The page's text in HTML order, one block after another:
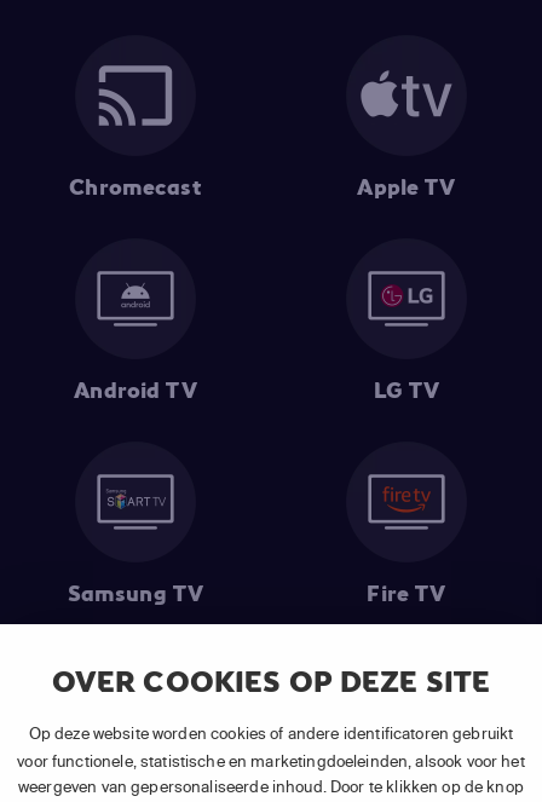
OVER COOKIES OP DEZE SITE
Op deze website worden cookies of andere identificatoren gebruikt
voor functionele, statistische en marketingdoeleinden, alsook voor het
weergeven van gepersonaliseerde inhoud. Door te klikken op de knop
Chromecast Apple TV
Android TV LG TV
Samsung TV Fire TV
(1) De eerste 30 dagen gratis: Geldig op alle nieuwe abonnementen
van APP TV Light, Basic of Plus.
(2) Prijs abonnement : Incl. BTW.